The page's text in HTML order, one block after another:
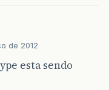
de 2012
esta sendo